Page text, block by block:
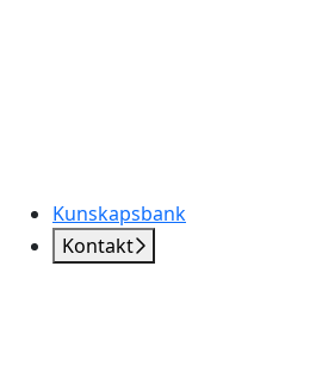
Kunskapsbank
Kontakt